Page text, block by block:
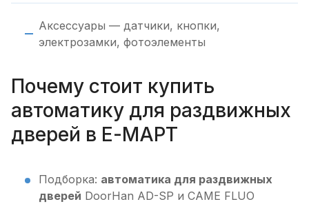
Аксессуары — датчики, кнопки,
электрозамки, фотоэлементы
Почему стоит купить
автоматику для раздвижных
дверей в Е-МАРТ
Подборка: автоматика для раздвижных
дверей DoorHan AD-SP и CAME FLUO